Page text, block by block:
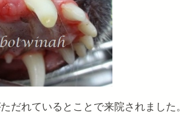
だれているとことで来院されました。